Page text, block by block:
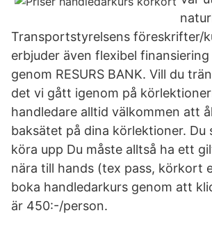
Transportstyrelsens föreskrifter/
erbjuder även flexibel
genom RESURS BANK. Vill du
det vi gått igenom på
handledare alltid välkommen att
baksätet på dina körlektioner. Du
köra upp Du måste alltså ha ett
nära till hands (tex pass, körkort
boka handledarkurs genom att
är 450:-/person.